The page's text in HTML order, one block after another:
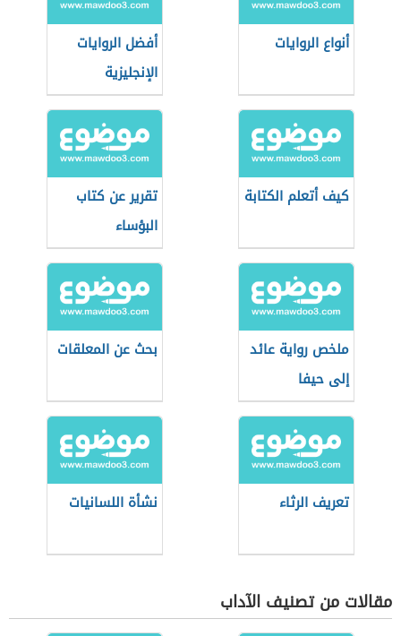
أنواع الروايات
أفضل الروايات
الإنجليزية
للمراهقين
كيف أتعلم الكتابة
تقرير عن كتاب
البؤساء
ملخص رواية عائد
إلى حيفا
بحث عن المعلقات
تعريف الرثاء نشأة اللسانيات
مقالات من تصنيف الآداب